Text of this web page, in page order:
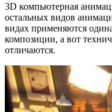
3D компьютерная
остальных видов
видах применяются
композиции, а вот
отличаются.